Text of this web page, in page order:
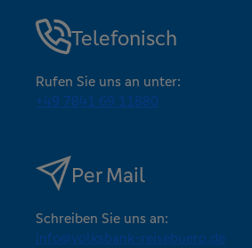
Telefonisch
Rufen Sie uns an unter:
+49 7841 69 11880
Per Mail
Schreiben Sie uns an:
info@volksbank-reisebuero.de